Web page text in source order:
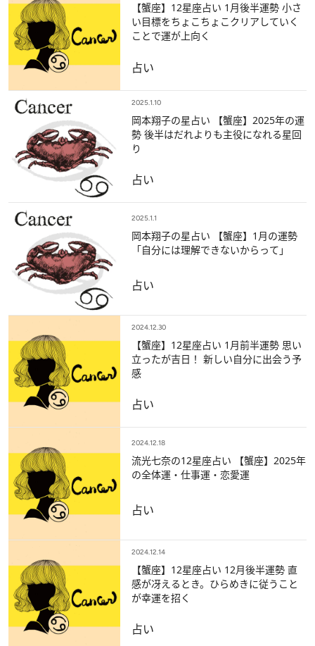
【蟹座】12星座占い 1月後半運勢 小さ
い目標をちょこちょこクリアしていく
ことで運が上向く
占い
2025.1.10
岡本翔子の星占い 【蟹座】2025年の運
勢 後半はだれよりも主役になれる星回
り
占い
2025.1.1
岡本翔子の星占い 【蟹座】1月の運勢
「自分には理解できないからって」
占い
2024.12.30
【蟹座】12星座占い 1月前半運勢 思い
立ったが吉日！ 新しい自分に出会う予
感
占い
2024.12.18
流光七奈の12星座占い 【蟹座】2025年
の全体運・仕事運・恋愛運
占い
2024.12.14
【蟹座】12星座占い 12月後半運勢 直
感が冴えるとき。ひらめきに従うこと
が幸運を招く
占い